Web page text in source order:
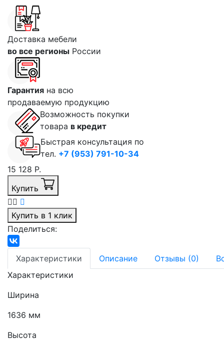
Доставка мебели
во все регионы России
Гарантия на всю
продаваемую продукцию
Возможность покупки
товара в кредит
Быстрая консультация по
тел. +7 (953) 791-10-34
15 128 Р.
Купить
Купить в 1 клик
Поделиться:
Характеристики Описание Отзывы (0)
Характеристики
Ширина
1636 мм
Высота